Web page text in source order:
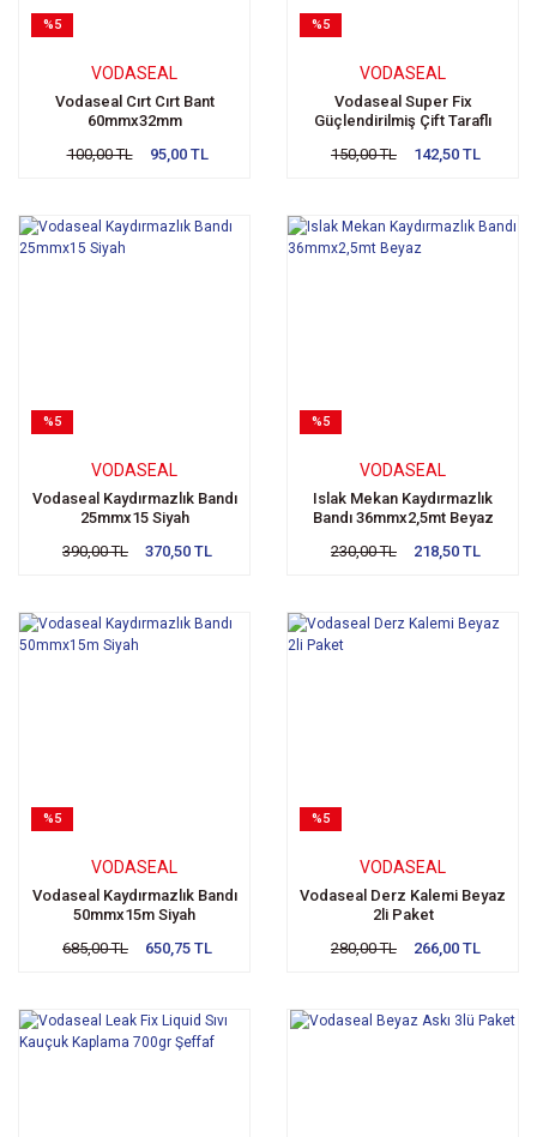
%5
VODASEAL
Vodaseal Cırt Cırt Bant
60mmx32mm
100,00 TL
95,00 TL
%5
VODASEAL
Vodaseal Super Fix
Güçlendirilmiş Çift Taraflı
150,00 TL
142,50 TL
%5
VODASEAL
Vodaseal Kaydırmazlık Bandı
25mmx15 Siyah
390,00 TL
370,50 TL
%5
VODASEAL
Islak Mekan Kaydırmazlık
Bandı 36mmx2,5mt Beyaz
230,00 TL
218,50 TL
%5
VODASEAL
Vodaseal Kaydırmazlık Bandı
50mmx15m Siyah
685,00 TL
650,75 TL
%5
VODASEAL
Vodaseal Derz Kalemi Beyaz
2li Paket
280,00 TL
266,00 TL